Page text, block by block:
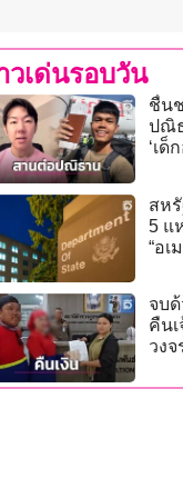
วเด่นรอบวัน
ชื่น
ปณิ
‘เด็
สห
5 แ
“อเ
จบ
คืน
วง